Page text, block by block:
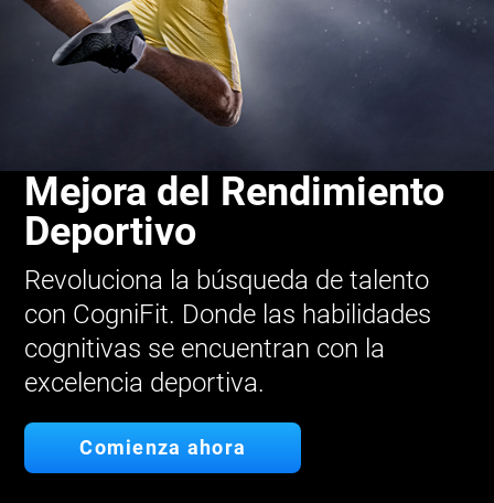
Mejora del Rendimiento
Deportivo
Revoluciona la búsqueda de talento
con CogniFit. Donde las habilidades
cognitivas se encuentran con la
excelencia deportiva.
Comienza ahora